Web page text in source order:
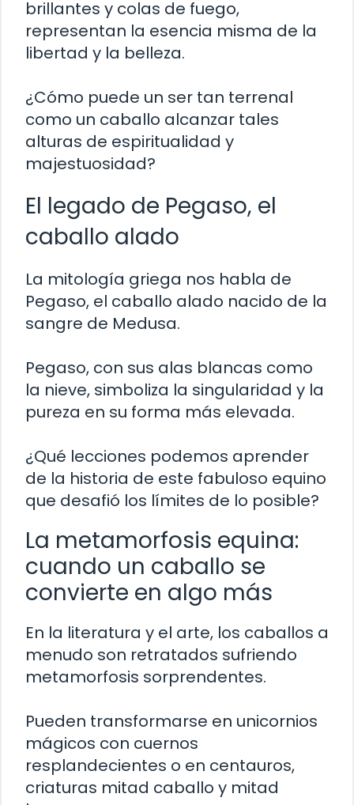
brillantes y colas de fuego,
representan la esencia misma de la
libertad y la belleza.
¿Cómo puede un ser tan terrenal
como un caballo alcanzar tales
alturas de espiritualidad y
majestuosidad?
El legado de Pegaso, el
caballo alado
La mitología griega nos habla de
Pegaso, el caballo alado nacido de la
sangre de Medusa.
Pegaso, con sus alas blancas como
la nieve, simboliza la singularidad y la
pureza en su forma más elevada.
¿Qué lecciones podemos aprender
de la historia de este fabuloso equino
que desafió los límites de lo posible?
La metamorfosis equina:
cuando un caballo se
convierte en algo más
En la literatura y el arte, los caballos a
menudo son retratados sufriendo
metamorfosis sorprendentes.
Pueden transformarse en unicornios
mágicos con cuernos
resplandecientes o en centauros,
criaturas mitad caballo y mitad